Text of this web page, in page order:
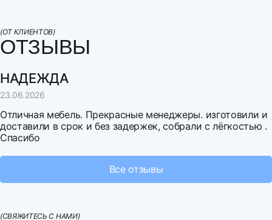
направление
г. Казань
г. Самара
900 км.
г. Волгоград
1 030 км.
Выберите файл
(ОТ КЛИЕНТОВ)
ОТЗЫВЫ
НАДЕЖДА
23.06.2026
Отличная мебель. Прекрасные менеджеры. изготовили и
доставили в срок и без задержек, собрали с лёгкостью .
Спасибо
Все отзывы
(СВЯЖИТЕСЬ С НАМИ)